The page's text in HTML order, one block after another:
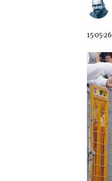
15·05·26